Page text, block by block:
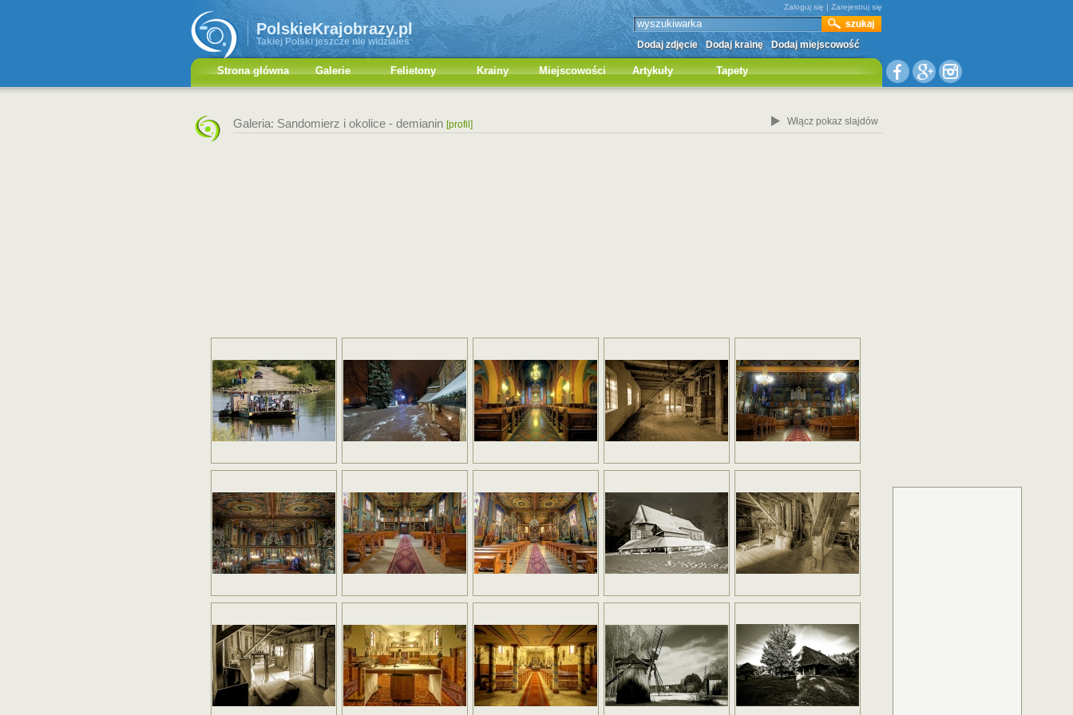
PolskieKrajobrazy.pl
Takiej Polski jeszcze nie widziałeś
Zaloguj się | Zarejestruj się
Dodaj zdjęcie Dodaj krainę Dodaj miejscowość
Strona główna Galerie Felietony Krainy Miejscowości Artykuły Tapety
Galeria: Sandomierz i okolice - demianin [profil] Włącz pokaz slajdów